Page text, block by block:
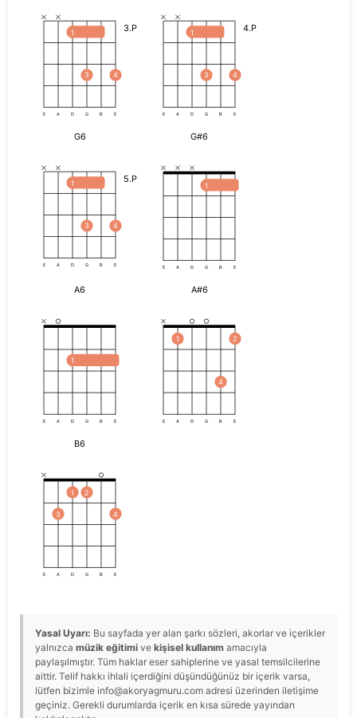
3.P
1
3 4
E A D G B E
4.P
1
3 4
E A D G B E
G6
5.P
1
3 4
E A D G B E
G#6
1
E A D G B E
A6
1
E A D G B E
A#6
1
4
2
E A D G B E
B6
3
1 2
4
E A D G B E
Yasal Uyarı: Bu sayfada yer alan şarkı sözleri, akorlar ve içerikler
yalnızca müzik eğitimi ve kişisel kullanım amacıyla
paylaşılmıştır. Tüm haklar eser sahiplerine ve yasal temsilcilerine
aittir. Telif hakkı ihlali içerdiğini düşündüğünüz bir içerik varsa,
lütfen bizimle info@akoryagmuru.com adresi üzerinden iletişime
geçiniz. Gerekli durumlarda içerik en kısa sürede yayından